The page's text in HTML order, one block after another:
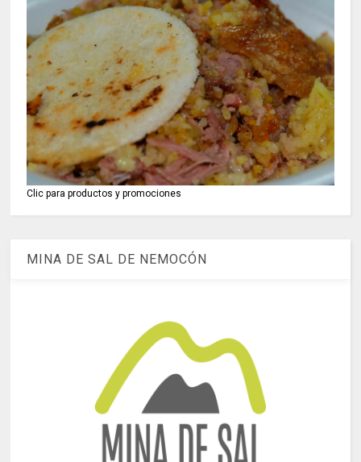
Clic para productos y promociones
MINA DE SAL DE NEMOCÓN